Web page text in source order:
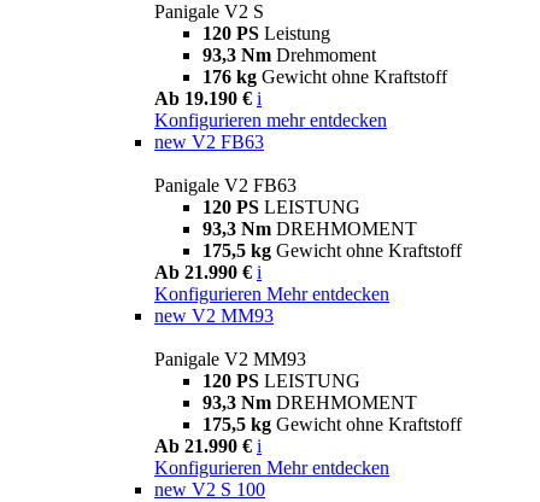
Panigale V2 S
120 PS Leistung
93,3 Nm Drehmoment
176 kg Gewicht ohne Kraftstoff
Ab 19.190 € i
Konfigurieren mehr entdecken
new V2 FB63
Panigale V2 FB63
120 PS LEISTUNG
93,3 Nm DREHMOMENT
175,5 kg Gewicht ohne Kraftstoff
Ab 21.990 € i
Konfigurieren Mehr entdecken
new V2 MM93
Panigale V2 MM93
120 PS LEISTUNG
93,3 Nm DREHMOMENT
175,5 kg Gewicht ohne Kraftstoff
Ab 21.990 € i
Konfigurieren Mehr entdecken
new V2 S 100